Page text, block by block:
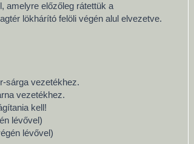
amelyre előzőleg rátettük a
lökhárító felöli végén alul elvezetve.
sárga vezetékhez.
vezetékhez.
kell!
lévővel)
lévővel)